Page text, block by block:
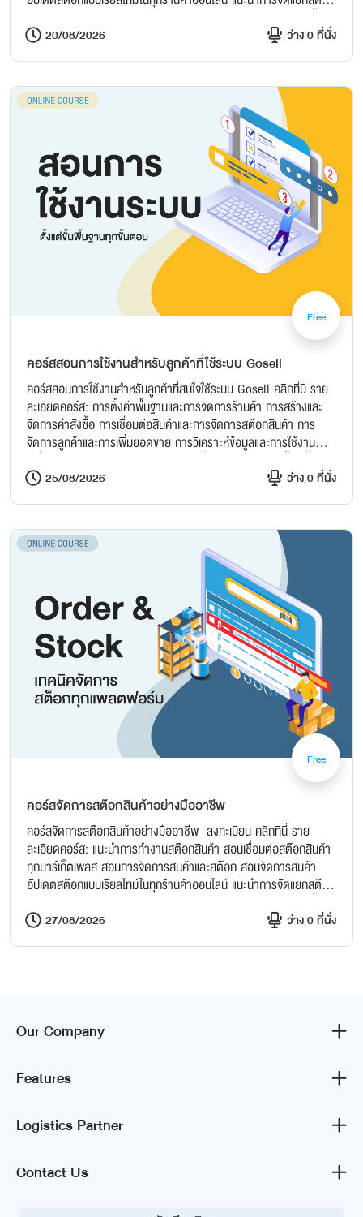
นำสินค้าเข้าสต๊อก เข้าคลัง ถาม-ตอบ Q&A อย่ารอช้า! ความสำเร็จเริ่ม
20/08/2026 ว่าง 0 ที่นั่ง
Free
คอร์สสอนการใช้งานสำหรับลูกค้าที่ใช้ระบบ Gosell
คอร์สสอนการใช้งานสำหรับลูกค้าที่สนใจใช้ระบบ Gosell คลิกที่นี่ ราย
ละเอียดคอร์ส: การตั้งค่าพื้นฐานและการจัดการร้านค้า การสร้างและ
จัดการคำสั่งซื้อ การเชื่อมต่อสินค้าและการจัดการสต๊อกสินค้า การ
จัดการลูกค้าและการเพิ่มยอดขาย การวิเคราะห์ข้อมูลและการใช้งาน
สู่ความสำเร็จที่ยิ่งใหญ่กับระบบ GoSell! 👉 พร้อมรับคำแนะนำแบบ
25/08/2026 ว่าง 0 ที่นั่ง
Free
คอร์สจัดการสต๊อกสินค้าอย่างมืออาชีพ
คอร์สจัดการสต๊อกสินค้าอย่างมืออาชีพ ลงทะเบียน คลิกที่นี่ ราย
ละเอียดคอร์ส: แนะนำการทำงานสต๊อกสินค้า สอนเชื่อมต่อสต๊อกสินค้า
ทุกมาร์เก็ตเพลส สอนการจัดการสินค้าและสต๊อก สอนจัดการสินค้า
อัปเดตสต๊อกแบบเรียลไทม์ในทุกร้านค้าออนไลน์ แนะนำการจัดแยกสต๊อก
นำสินค้าเข้าสต๊อก เข้าคลัง ถาม-ตอบ Q&A อย่ารอช้า! ความสำเร็จเริ่ม
27/08/2026 ว่าง 0 ที่นั่ง
Our Company
Features
Logistics Partner
Contact Us